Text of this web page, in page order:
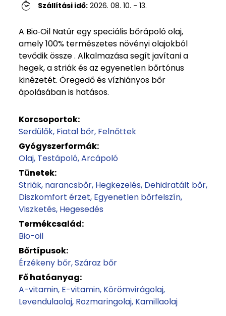
Szállítási idő: 2026. 08. 10. - 13.
A Bio‑Oil Natúr egy speciális bőrápoló olaj,
amely 100% természetes növényi olajokból
tevődik össze . Alkalmazása segít javítani a
hegek, a striák és az egyenetlen bőrtónus
kinézetét. Öregedő és vízhiányos bőr
ápolásában is hatásos.
Korcsoportok:
Serdülők Fiatal bőr Felnőttek
Gyógyszerformák:
Olaj Testápoló Arcápoló
Tünetek:
Striák, narancsbőr Hegkezelés Dehidratált bőr
Diszkomfort érzet Egyenetlen bőrfelszín
Viszketés Hegesedés
Termékcsalád:
Bio-oil
Bőrtípusok:
Érzékeny bőr Száraz bőr
Fő hatóanyag:
A-vitamin E-vitamin Körömvirágolaj
Levendulaolaj Rozmaringolaj Kamillaolaj